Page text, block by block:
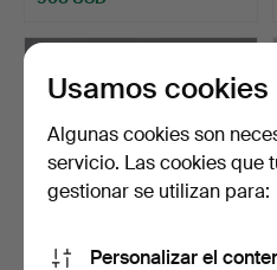
Usamos cookies
Algunas cookies son
servicio. Las cookies que
gestionar se utilizan para:
Personalizar el